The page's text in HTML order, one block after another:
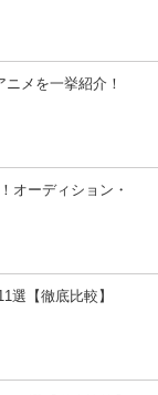
ニメを一挙紹介！
オーディション・
選【徹底比較】